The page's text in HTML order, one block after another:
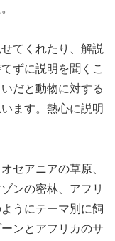
てくれたり、解説
ずに説明を聞くこ
だと動物に対する
ます。熱心に説明
セアニアの草原、
ンの密林、アフリ
うにテーマ別に飼
ンとアフリカのサ